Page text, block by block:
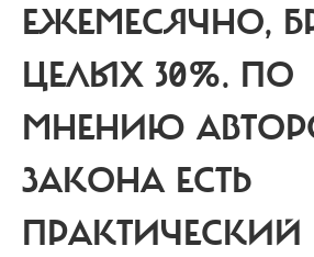
ЕЖЕМЕСЯЧНО,
ЦЕЛЫХ 30%. ПО
МНЕНИЮ
ЗАКОНА ЕСТЬ
ПРАКТИЧЕСКИЙ